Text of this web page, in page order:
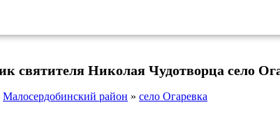
святителя Николая Чудотворца село
Малосердобинский район »село Огаревка